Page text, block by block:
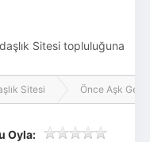
Sitesi topluluğuna
istersen kayıt
Sitesi Önce Aşk Gelir
Oyla: